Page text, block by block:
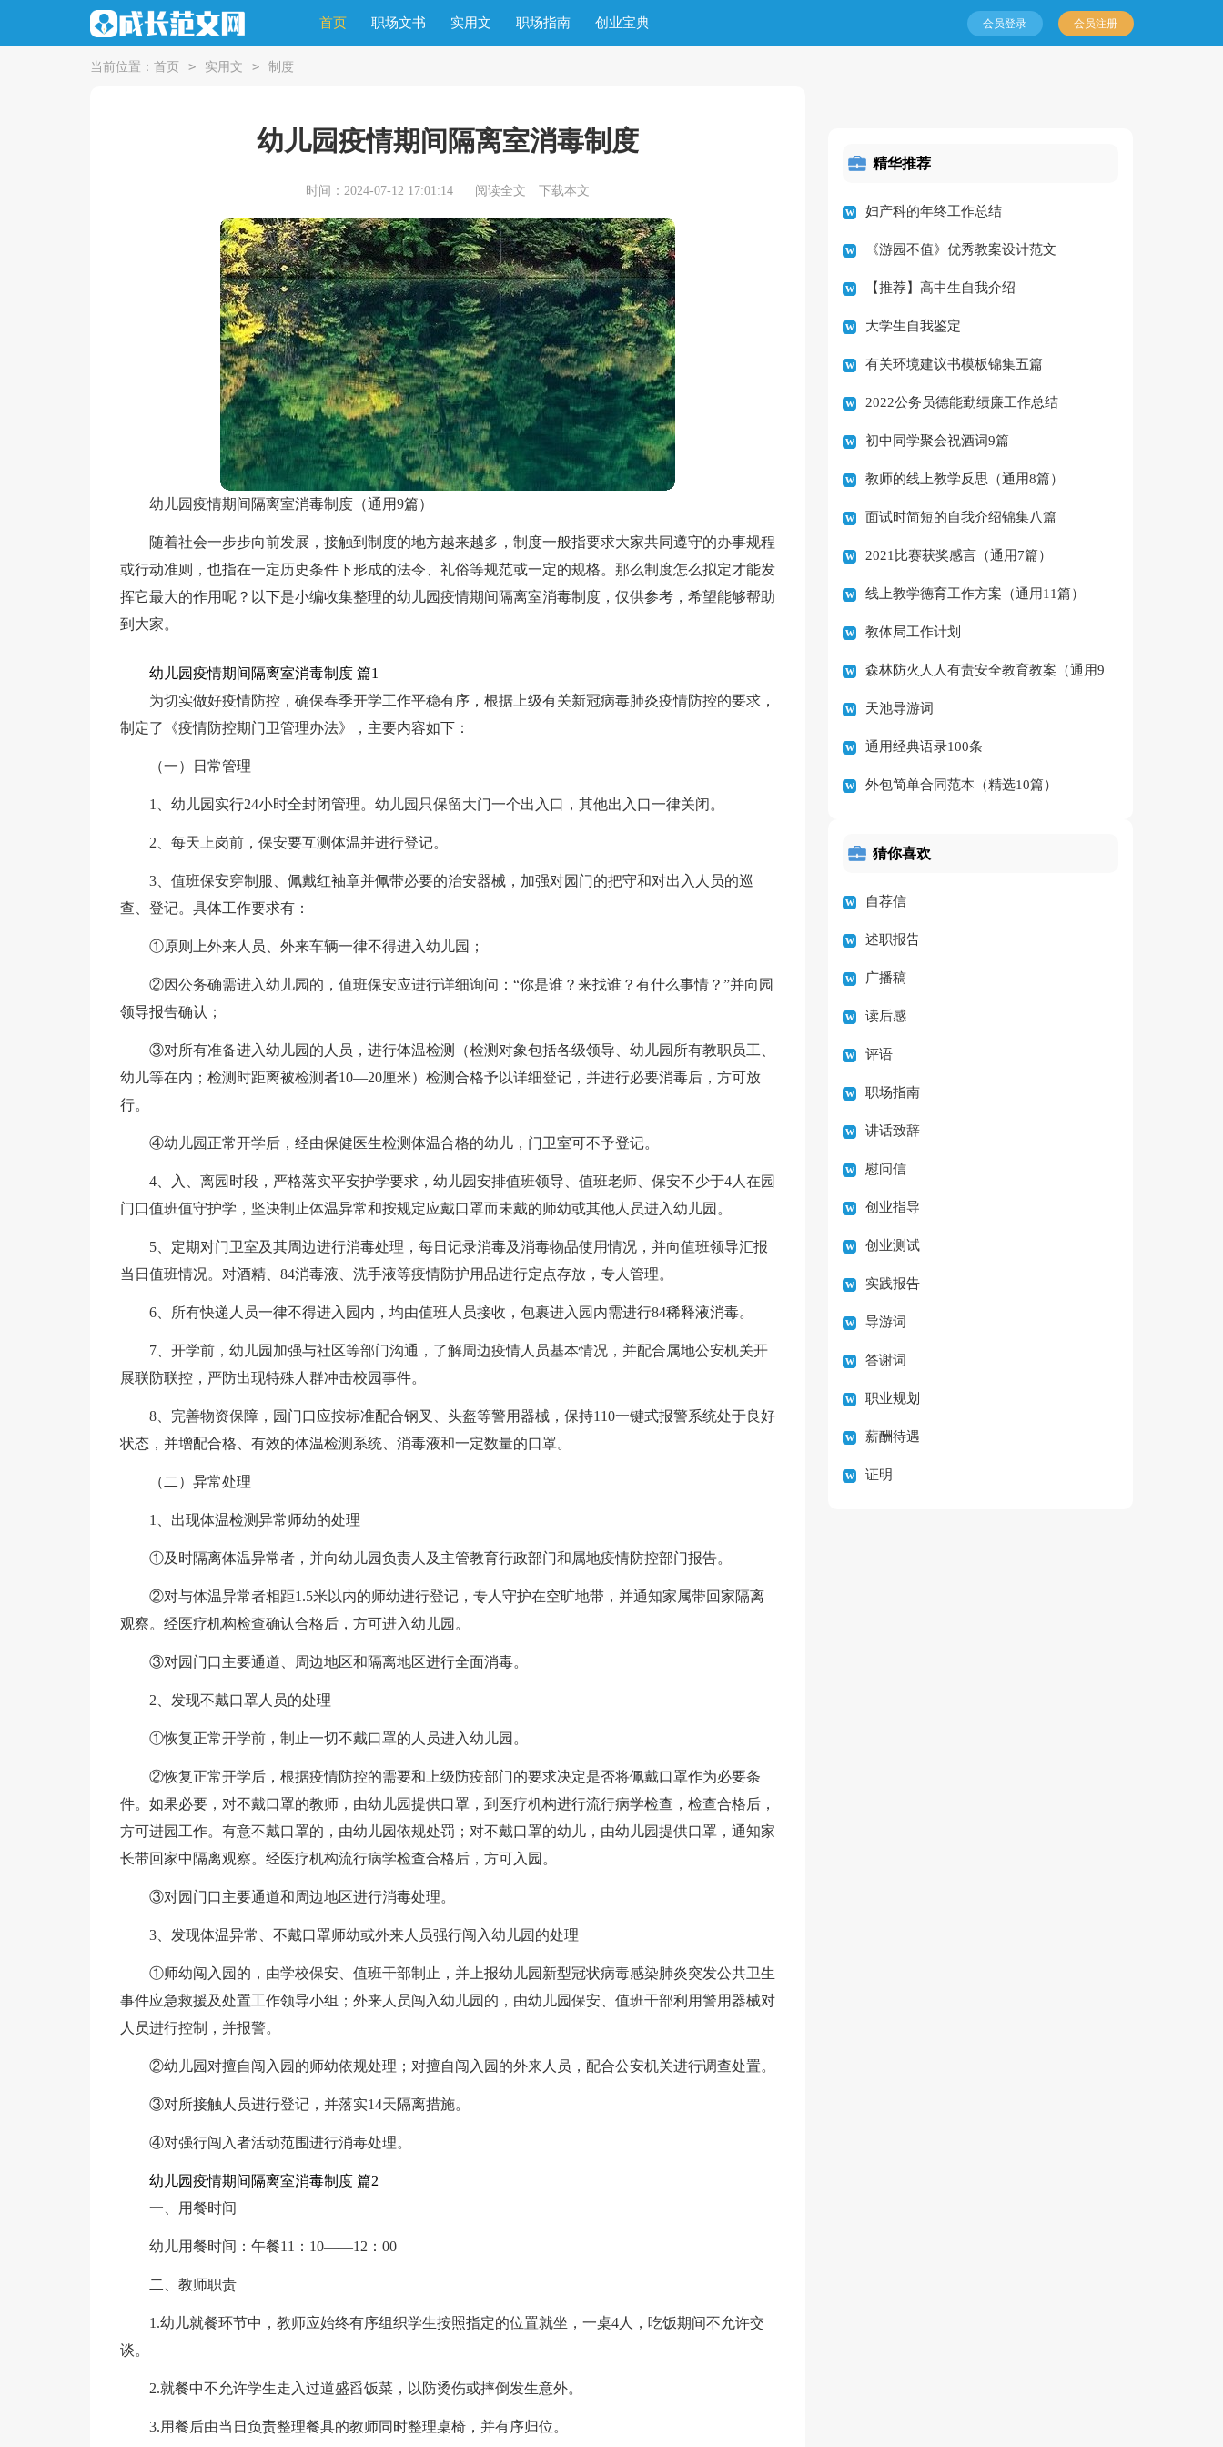
首页 职场文书 实用文 职场指南 创业宝典 会员登录 会员注册
当前位置： 首页 > 实用文 > 制度
幼儿园疫情期间隔离室消毒制度
时间：2024-07-12 17:01:14 阅读全文 下载本文
幼儿园疫情期间隔离室消毒制度（通用9篇）
随着社会一步步向前发展，接触到制度的地方越来越多，制度一般指要求大家共同遵守的办事规程
或行动准则，也指在一定历史条件下形成的法令、礼俗等规范或一定的规格。那么制度怎么拟定才能发
挥它最大的作用呢？以下是小编收集整理的幼儿园疫情期间隔离室消毒制度，仅供参考，希望能够帮助
到大家。
幼儿园疫情期间隔离室消毒制度 篇1
为切实做好疫情防控，确保春季开学工作平稳有序，根据上级有关新冠病毒肺炎疫情防控的要求，
制定了《疫情防控期门卫管理办法》，主要内容如下：
（一）日常管理
1、幼儿园实行24小时全封闭管理。幼儿园只保留大门一个出入口，其他出入口一律关闭。
2、每天上岗前，保安要互测体温并进行登记。
3、值班保安穿制服、佩戴红袖章并佩带必要的治安器械，加强对园门的把守和对出入人员的巡
查、登记。具体工作要求有：
①原则上外来人员、外来车辆一律不得进入幼儿园；
②因公务确需进入幼儿园的，值班保安应进行详细询问：“你是谁？来找谁？有什么事情？”并向园
领导报告确认；
③对所有准备进入幼儿园的人员，进行体温检测（检测对象包括各级领导、幼儿园所有教职员工、
幼儿等在内；检测时距离被检测者10—20厘米）检测合格予以详细登记，并进行必要消毒后，方可放
行。
④幼儿园正常开学后，经由保健医生检测体温合格的幼儿，门卫室可不予登记。
4、入、离园时段，严格落实平安护学要求，幼儿园安排值班领导、值班老师、保安不少于4人在园
门口值班值守护学，坚决制止体温异常和按规定应戴口罩而未戴的师幼或其他人员进入幼儿园。
5、定期对门卫室及其周边进行消毒处理，每日记录消毒及消毒物品使用情况，并向值班领导汇报
当日值班情况。对酒精、84消毒液、洗手液等疫情防护用品进行定点存放，专人管理。
6、所有快递人员一律不得进入园内，均由值班人员接收，包裹进入园内需进行84稀释液消毒。
7、开学前，幼儿园加强与社区等部门沟通，了解周边疫情人员基本情况，并配合属地公安机关开
展联防联控，严防出现特殊人群冲击校园事件。
8、完善物资保障，园门口应按标准配合钢叉、头盔等警用器械，保持110一键式报警系统处于良好
状态，并增配合格、有效的体温检测系统、消毒液和一定数量的口罩。
（二）异常处理
1、出现体温检测异常师幼的处理
①及时隔离体温异常者，并向幼儿园负责人及主管教育行政部门和属地疫情防控部门报告。
②对与体温异常者相距1.5米以内的师幼进行登记，专人守护在空旷地带，并通知家属带回家隔离
观察。经医疗机构检查确认合格后，方可进入幼儿园。
③对园门口主要通道、周边地区和隔离地区进行全面消毒。
2、发现不戴口罩人员的处理
①恢复正常开学前，制止一切不戴口罩的人员进入幼儿园。
②恢复正常开学后，根据疫情防控的需要和上级防疫部门的要求决定是否将佩戴口罩作为必要条
件。如果必要，对不戴口罩的教师，由幼儿园提供口罩，到医疗机构进行流行病学检查，检查合格后，
方可进园工作。有意不戴口罩的，由幼儿园依规处罚；对不戴口罩的幼儿，由幼儿园提供口罩，通知家
长带回家中隔离观察。经医疗机构流行病学检查合格后，方可入园。
③对园门口主要通道和周边地区进行消毒处理。
3、发现体温异常、不戴口罩师幼或外来人员强行闯入幼儿园的处理
①师幼闯入园的，由学校保安、值班干部制止，并上报幼儿园新型冠状病毒感染肺炎突发公共卫生
事件应急救援及处置工作领导小组；外来人员闯入幼儿园的，由幼儿园保安、值班干部利用警用器械对
人员进行控制，并报警。
②幼儿园对擅自闯入园的师幼依规处理；对擅自闯入园的外来人员，配合公安机关进行调查处置。
③对所接触人员进行登记，并落实14天隔离措施。
④对强行闯入者活动范围进行消毒处理。
幼儿园疫情期间隔离室消毒制度 篇2
一、用餐时间
幼儿用餐时间：午餐11：10——12：00
二、教师职责
1.幼儿就餐环节中，教师应始终有序组织学生按照指定的位置就坐，一桌4人，吃饭期间不允许交
谈。
2.就餐中不允许学生走入过道盛舀饭菜，以防烫伤或摔倒发生意外。
3.用餐后由当日负责整理餐具的教师同时整理桌椅，并有序归位。
精华推荐
妇产科的年终工作总结
《游园不值》优秀教案设计范文
【推荐】高中生自我介绍
大学生自我鉴定
有关环境建议书模板锦集五篇
2022公务员德能勤绩廉工作总结
初中同学聚会祝酒词9篇
教师的线上教学反思（通用8篇）
面试时简短的自我介绍锦集八篇
2021比赛获奖感言（通用7篇）
线上教学德育工作方案（通用11篇）
教体局工作计划
森林防火人人有责安全教育教案（通用9
篇）天池导游词
通用经典语录100条
外包简单合同范本（精选10篇）
猜你喜欢
自荐信
述职报告
广播稿
读后感
评语
职场指南
讲话致辞
慰问信
创业指导
创业测试
实践报告
导游词
答谢词
职业规划
薪酬待遇
证明